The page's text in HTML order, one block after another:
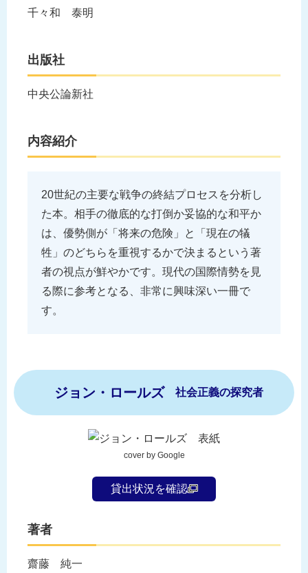
千々和 泰明
出版社
中央公論新社
内容紹介
20世紀の主要な戦争の終結プロセスを分析し
た本。相手の徹底的な打倒か妥協的な和平か
は、優勢側が「将来の危険」と「現在の犠
牲」のどちらを重視するかで決まるという著
者の視点が鮮やかです。現代の国際情勢を見
る際に参考となる、非常に興味深い一冊で
す。
ジョン・ロールズ 社会正義の探究者
cover by Google
貸出状況を確認
著者
齋藤 純一